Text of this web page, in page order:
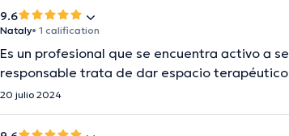
9.6
Nataly• 1 calification
Es un profesional que se encuentra activo a
responsable trata de dar espacio
20 julio 2024